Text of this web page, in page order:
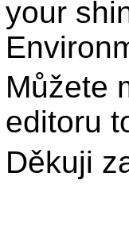
your
Můžete
editoru
Děkuji